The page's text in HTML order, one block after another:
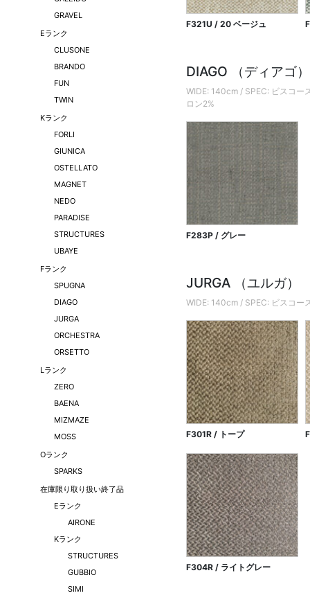
F321U / 20 ベージュ
DIAGO （ディアゴ）
WIDE: 140cm / SPEC: ビス
ロン2%
F283P / グレー
JURGA （ユルガ）
WIDE: 140cm / SPEC: ビスコー
F301R / トープ
F304R / ライトグレー
GRAVEL
Eランク
CLUSONE
BRANDO
FUN
TWIN
Kランク
FORLI
GIUNICA
OSTELLATO
MAGNET
NEDO
PARADISE
STRUCTURES
UBAYE
Fランク
SPUGNA
DIAGO
JURGA
ORCHESTRA
ORSETTO
Lランク
ZERO
BAENA
MIZMAZE
MOSS
Oランク
SPARKS
在庫限り取り扱い終了品
Eランク
AIRONE
Kランク
STRUCTURES
GUBBIO
SIMI